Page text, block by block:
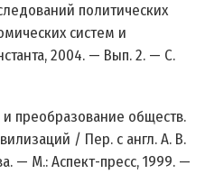
политических
систем и
2004. — Вып. 2. — С.
преобразование обществ.
/ Пер. с англ. А. В.
— М.: Аспект-пресс, 1999. —